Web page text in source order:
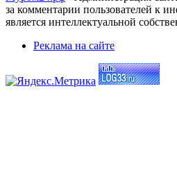
за комментарии пользователей к
является интеллектуальной
Реклама на сайте